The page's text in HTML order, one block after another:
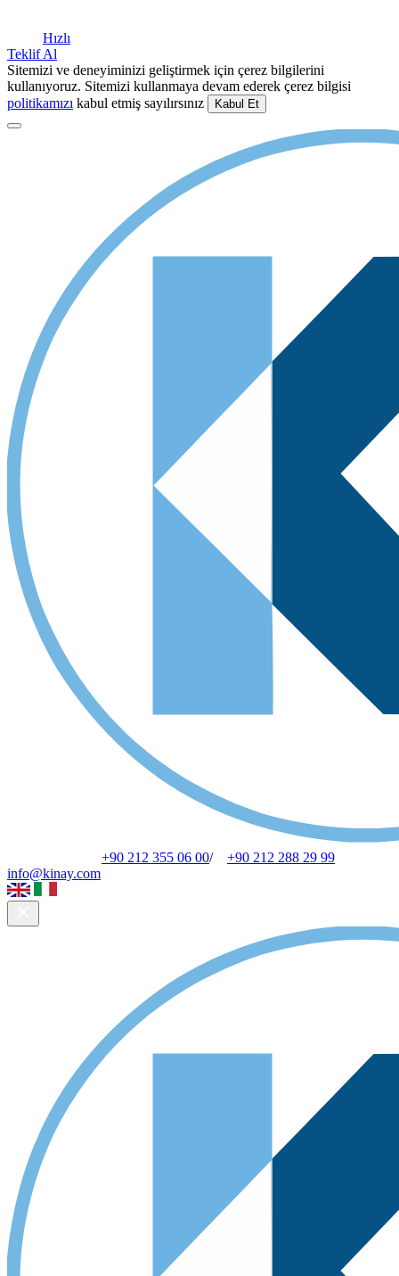
Hızlı
Teklif Al
Sitemizi ve deneyiminizi geliştirmek için çerez bilgilerini
kullanıyoruz. Sitemizi kullanmaya devam ederek çerez bilgisi
politikamızı kabul etmiş sayılırsınız
+90 212 355 06 00/
+90 212 288 29 99
info@kinay.com